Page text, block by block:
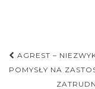
Nawigacja
postu
AGREST –
POMYSŁY NA